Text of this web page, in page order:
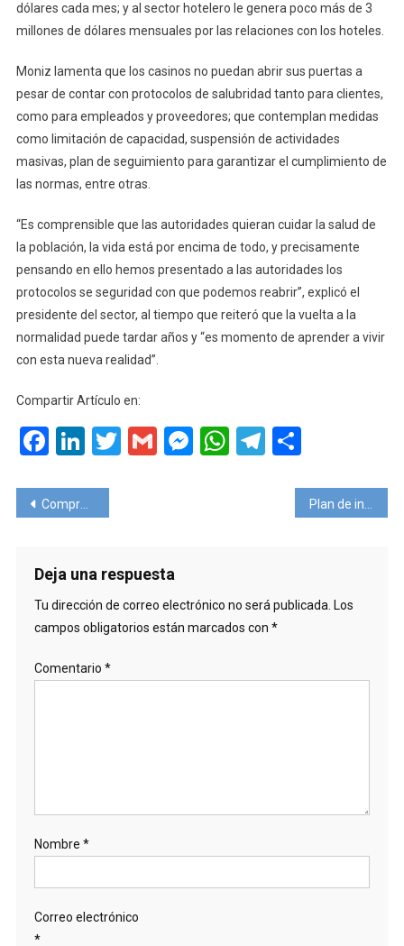
dólares cada mes; y al sector hotelero le genera poco más de 3
millones de dólares mensuales por las relaciones con los hoteles.
Moniz lamenta que los casinos no puedan abrir sus puertas a
pesar de contar con protocolos de salubridad tanto para clientes,
como para empleados y proveedores; que contemplan medidas
como limitación de capacidad, suspensión de actividades
masivas, plan de seguimiento para garantizar el cumplimiento de
las normas, entre otras.
“Es comprensible que las autoridades quieran cuidar la salud de
la población, la vida está por encima de todo, y precisamente
pensando en ello hemos presentado a las autoridades los
protocolos se seguridad con que podemos reabrir”, explicó el
presidente del sector, al tiempo que reiteró que la vuelta a la
normalidad puede tardar años y “es momento de aprender a vivir
con esta nueva realidad”.
Compartir Artículo en:
Facebook
LinkedIn
Twitter
GmailMessenger
WhatsApp
Telegram
Navegación
entradas
Compraste un crucero con parada en Noruega y de pronto ya no la tiene a causa de los rebrotes Plan de inversión para la puesta en valor de la Ciudad Colonial de Santo Domingo
Deja una respuesta
Tu dirección de correo electrónico no será publicada. Los
campos obligatorios están marcados con *
Comentario *
Nombre *
Correo electrónico
*